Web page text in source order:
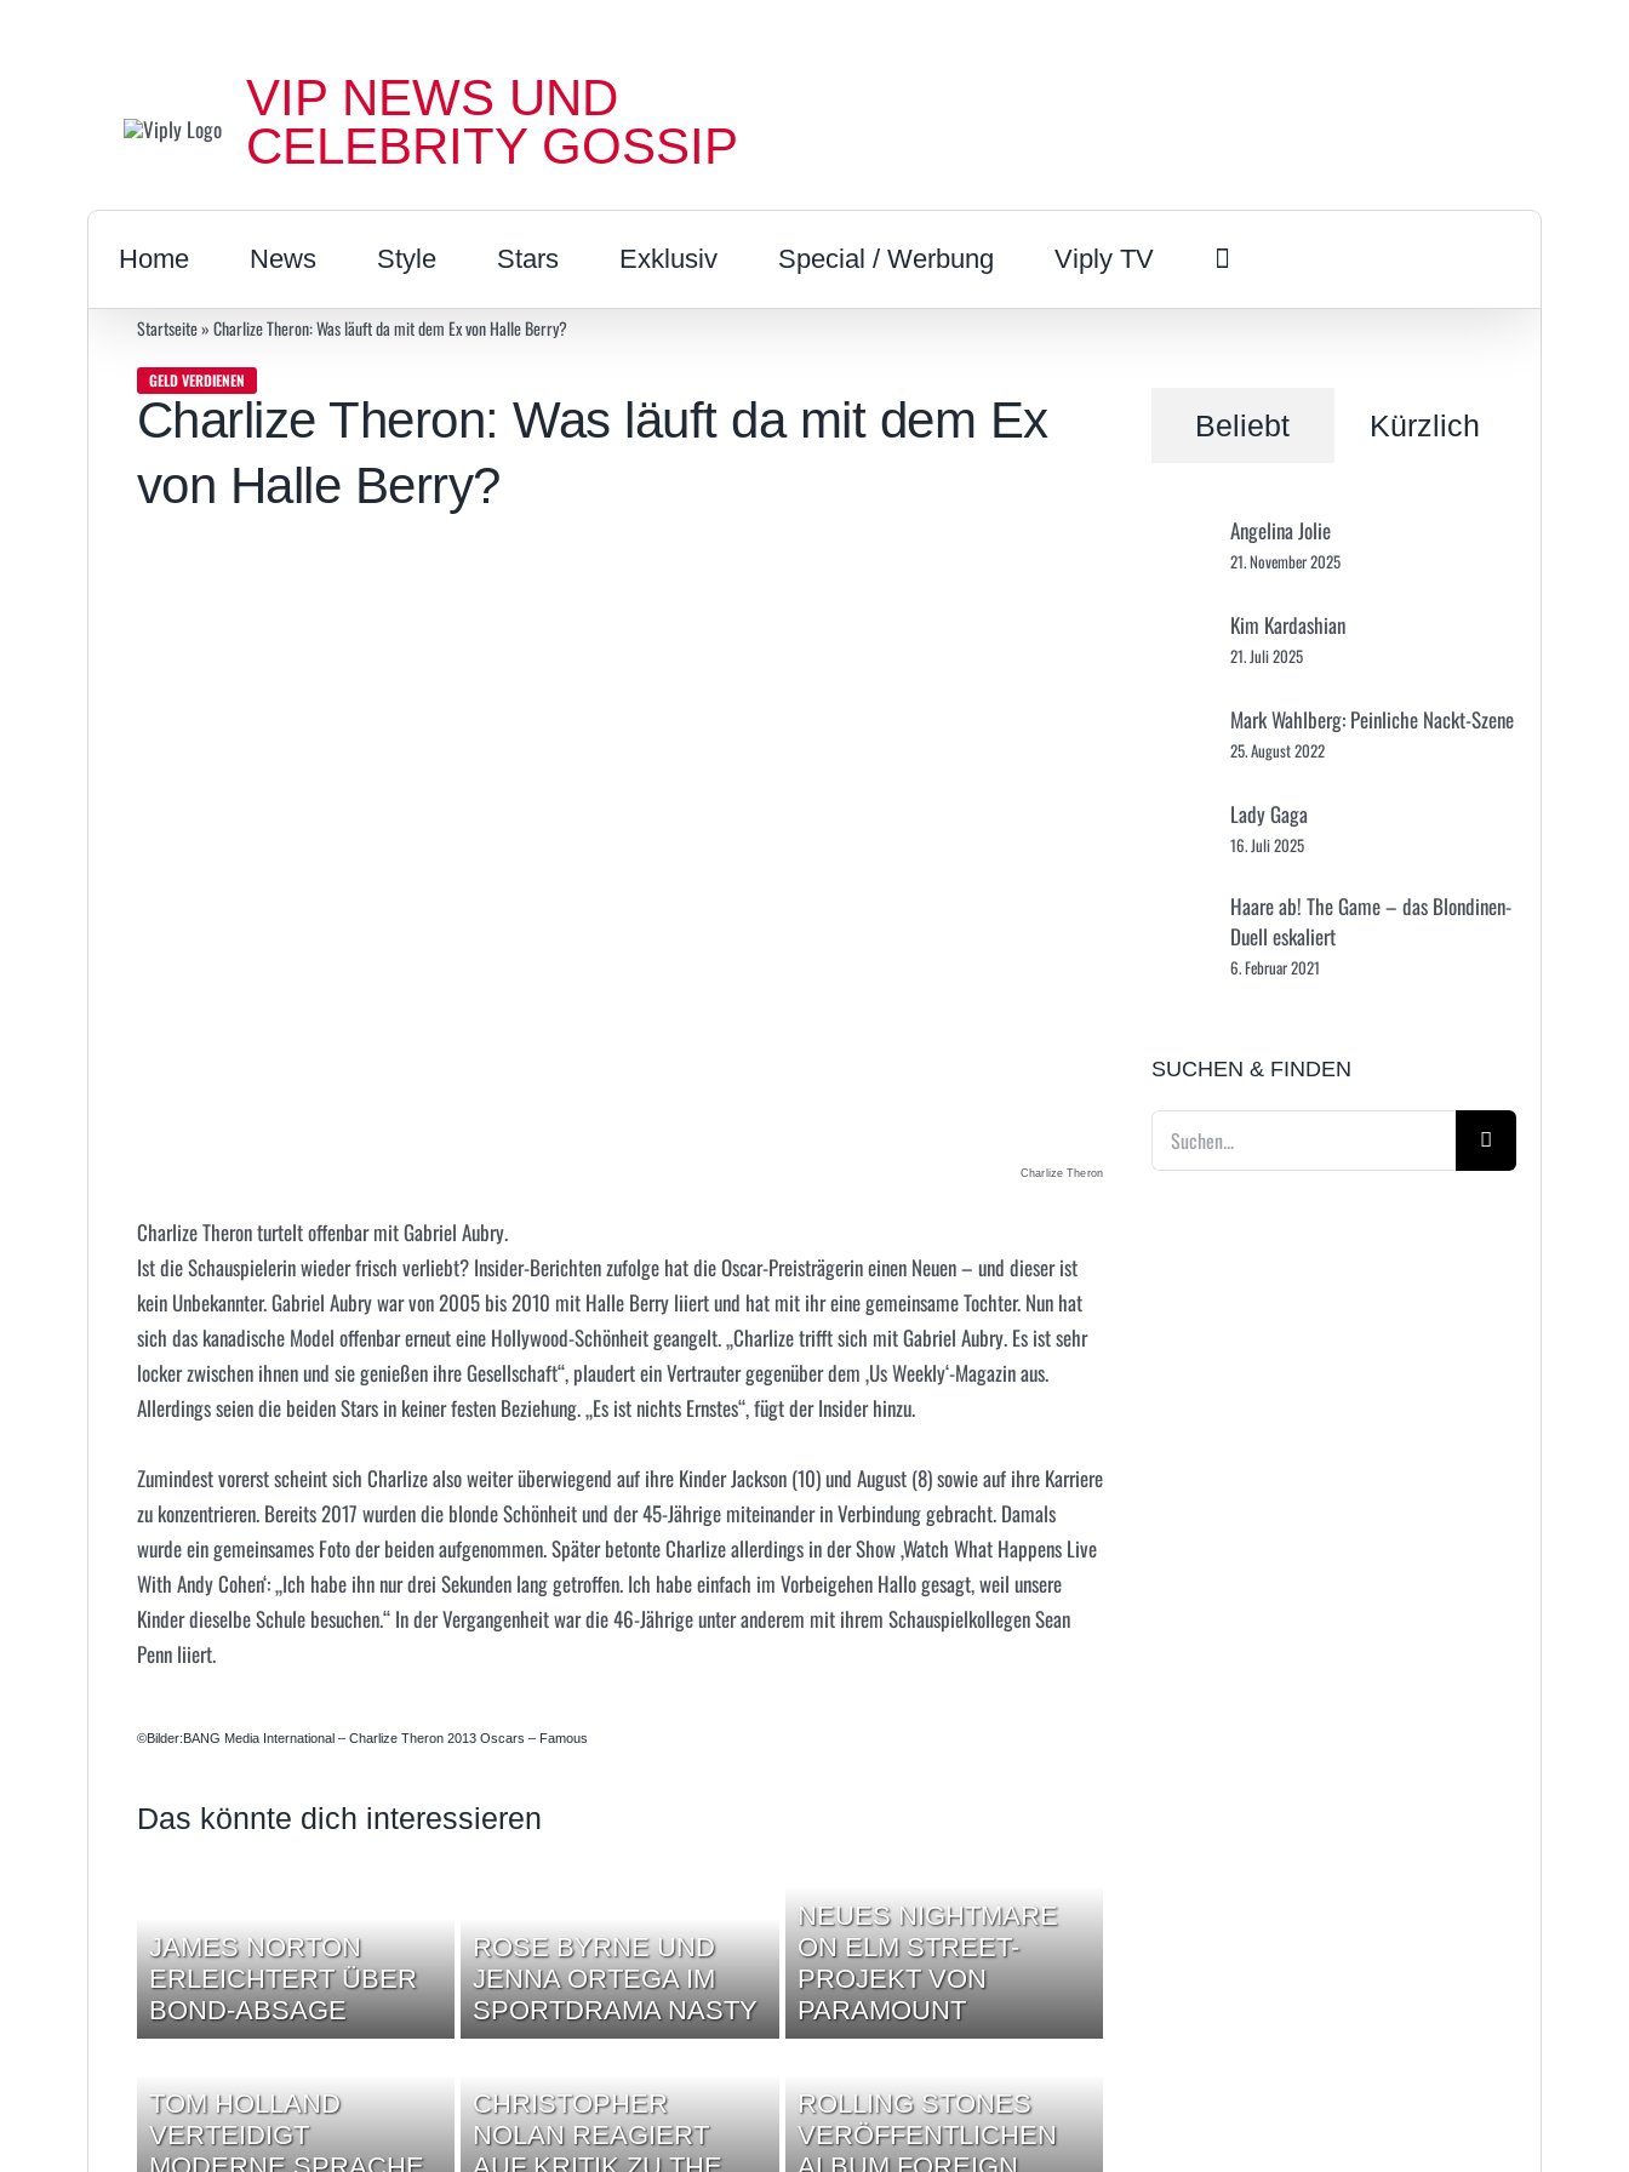
VIP NEWS UND
CELEBRITY GOSSIP
Home News Style Stars Exklusiv Special / Werbung Viply TV
Startseite»Charlize Theron: Was läuft da mit dem Ex von Halle Berry?
GELD VERDIENEN
Charlize Theron: Was läuft da mit dem Ex
von Halle Berry?
Charlize Theron
Charlize Theron turtelt offenbar mit Gabriel Aubry.
Ist die Schauspielerin wieder frisch verliebt? Insider-Berichten zufolge hat die Oscar-Preisträgerin einen Neuen – und dieser ist
kein Unbekannter. Gabriel Aubry war von 2005 bis 2010 mit Halle Berryliiert und hat mit ihr eine gemeinsame Tochter. Nun hat
sich das kanadische Model offenbar erneut eine Hollywood-Schönheit geangelt. „Charlize trifft sich mit Gabriel Aubry. Es ist sehr
locker zwischen ihnen und sie genießen ihre Gesellschaft“, plaudert ein Vertrauter gegenüber dem ‚Us Weekly‘-Magazin aus.
Allerdings seien die beiden Stars in keiner festen Beziehung. „Es ist nichts Ernstes“, fügt der Insider hinzu.
Zumindest vorerst scheint sich Charlize also weiter überwiegend auf ihre Kinder Jackson (10) und August (8) sowie auf ihre Karriere
zu konzentrieren. Bereits 2017 wurden die blonde Schönheit und der 45-Jährige miteinander in Verbindung gebracht. Damals
wurde ein gemeinsames Foto der beiden aufgenommen. Später betonte Charlize allerdings in der Show ‚Watch What Happens Live
With Andy Cohen‘: „Ich habe ihn nur drei Sekunden lang getroffen. Ich habe einfach im Vorbeigehen Hallo gesagt, weil unsere
Kinder dieselbe Schule besuchen.“ In der Vergangenheit war die 46-Jährige unter anderem mit ihrem Schauspielkollegen Sean
Penn liiert.
©Bilder:BANG Media International – Charlize Theron 2013 Oscars – Famous
Das könnte dich interessieren
JAMES NORTON
ERLEICHTERT ÜBER
BOND-ABSAGE
ROSE BYRNE UND
JENNA ORTEGA IM
SPORTDRAMA NASTY
NEUES NIGHTMARE
ON ELM STREET-
PROJEKT VON
PARAMOUNT
TOM HOLLAND
VERTEIDIGT
CHRISTOPHER
NOLAN REAGIERT
ROLLING STONES
VERÖFFENTLICHEN
Beliebt Kürzlich
Angelina Jolie
21. November 2025
Kim Kardashian
21. Juli 2025
Mark Wahlberg: Peinliche Nackt-Szene
25. August 2022
Lady Gaga
16. Juli 2025
Haare ab! The Game – das Blondinen-
Duell eskaliert
6. Februar 2021
SUCHEN & FINDEN
Suche
nach: